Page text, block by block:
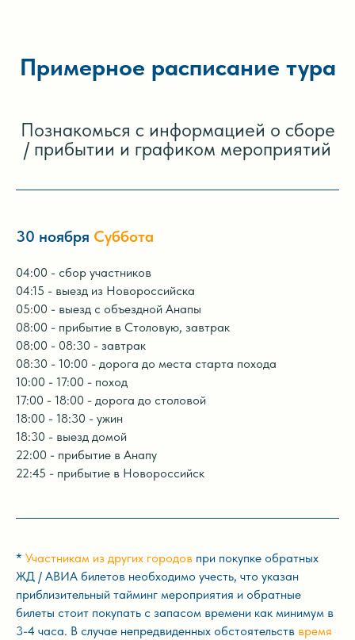
Примерное расписание тура
Познакомься с информацией о сборе
/ прибытии и графиком мероприятий
30 ноября Суббота
04:00 - сбор участников
04:15 - выезд из Новороссийска
05:00 - выезд с объездной Анапы
08:00 - прибытие в Столовую, завтрак
08:00 - 08:30 - завтрак
08:30 - 10:00 - дорога до места старта похода
10:00 - 17:00 - поход
17:00 - 18:00 - дорога до столовой
18:00 - 18:30 - ужин
18:30 - выезд домой
22:00 - прибытие в Анапу
22:45 - прибытие в Новороссийск
* Участникам из других городов при покупке обратных
ЖД / АВИА билетов необходимо учесть, что указан
приблизительный тайминг мероприятия и обратные
билеты стоит покупать с запасом времени как минимум в
3-4 часа. В случае непредвиденных обстоятельств время